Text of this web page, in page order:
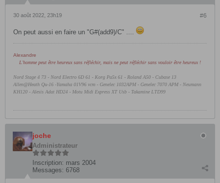
#6
30 août 2022, 23h19
On peut aussi en faire un "G#(add9)/C" ....
Alexandre
L'homme peut être heureux sans réfléchir, mais ne peut réfléchir sans vouloir être heureux !
Nord Stage 4 73 - Nord Electro 6D 61 - Korg Pa5x 61 - Roland A50 - Cubase 13
Allen@Heath Qu-16 -Yamaha 01V96 vcm - Genelec 1032APM - Genelec 7070 APM - Neumann
KH120 - Alesis Adat HD24 - Motu Midi Express XT Usb - Takamine LTD99
joche
Administrateur
Inscription: mars 2004
Messages: 6768